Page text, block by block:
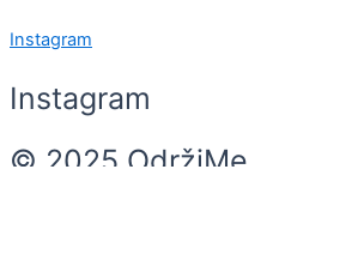
Instagram
Instagram
© 2025 OdržiMe